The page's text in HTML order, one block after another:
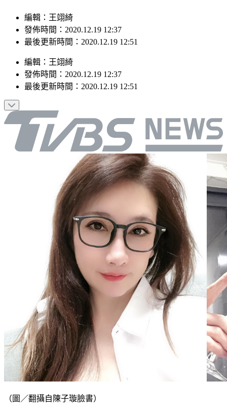
編輯：王翊綺
發佈時間：2020.12.19 12:37
最後更新時間：2020.12.19 12:51
編輯 ： 王翊綺
發佈時間： 2020.12.19 12:37
最後更新時間： 2020.12.19 12:51
（圖／翻攝自陳子璇臉書）